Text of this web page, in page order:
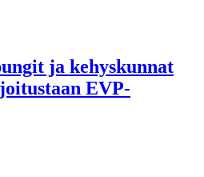
ja kehyskunnat
EVP-